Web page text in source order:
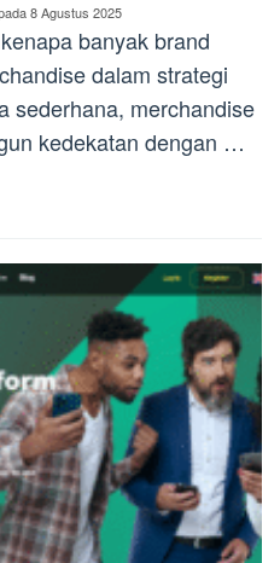
8 Agustus 2025
banyak brand
dalam strategi
sederhana, merchandise
kedekatan dengan …